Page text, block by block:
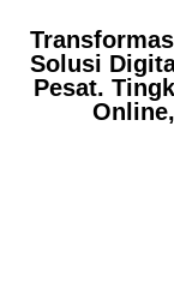
Solusi
Pesat.